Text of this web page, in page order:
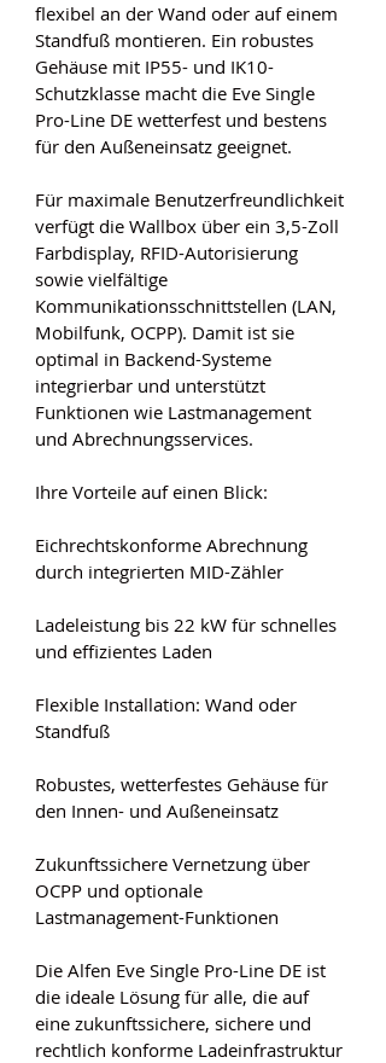
flexibel an der Wand oder auf einem
Standfuß montieren. Ein robustes
Gehäuse mit IP55- und IK10-
Schutzklasse macht die Eve Single
Pro-Line DE wetterfest und bestens
für den Außeneinsatz geeignet.
Für maximale Benutzerfreundlichkeit
verfügt die Wallbox über ein 3,5-Zoll
Farbdisplay, RFID-Autorisierung
sowie vielfältige
Kommunikationsschnittstellen (LAN,
Mobilfunk, OCPP). Damit ist sie
optimal in Backend-Systeme
integrierbar und unterstützt
Funktionen wie Lastmanagement
und Abrechnungsservices.
Ihre Vorteile auf einen Blick:
Eichrechtskonforme Abrechnung
durch integrierten MID-Zähler
Ladeleistung bis 22 kW für schnelles
und effizientes Laden
Flexible Installation: Wand oder
Standfuß
Robustes, wetterfestes Gehäuse für
den Innen- und Außeneinsatz
Zukunftssichere Vernetzung über
OCPP und optionale
Lastmanagement-Funktionen
Die Alfen Eve Single Pro-Line DE ist
die ideale Lösung für alle, die auf
eine zukunftssichere, sichere und
rechtlich konforme Ladeinfrastruktur